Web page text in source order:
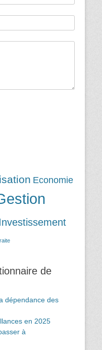
Economie
de
dépendance des
en 2025
à